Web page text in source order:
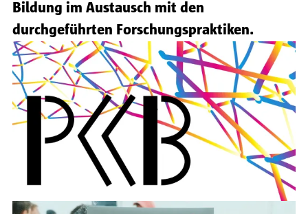
Bildung im Austausch mit den
durchgeführten Forschungspraktiken.